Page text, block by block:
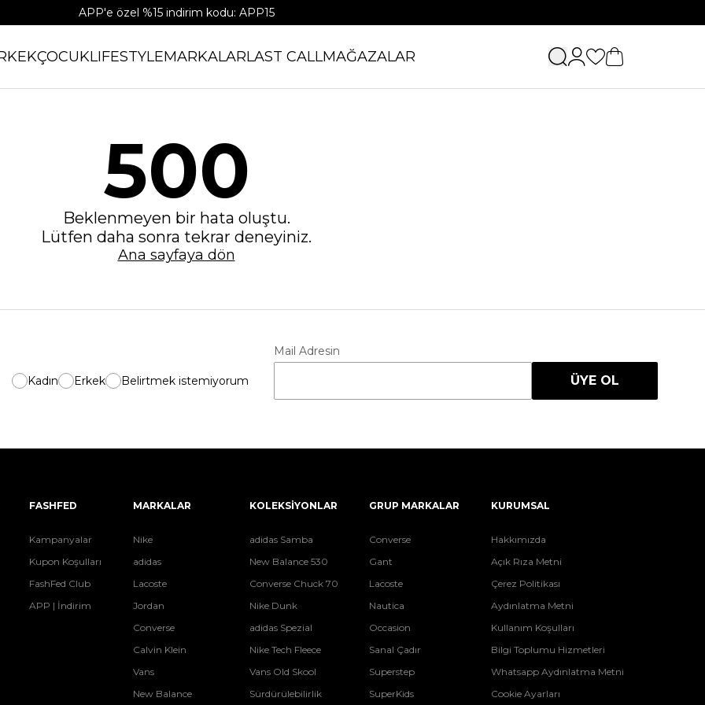
APP'e özel %15 indirim kodu: APP15
ÇOCUKLIFESTYLEMARKALARLAST CALLMAĞAZALAR
500
Beklenmeyen bir hata oluştu.
Lütfen daha sonra tekrar deneyiniz.
Ana sayfaya dön
Kadın Erkek Belirtmek istemiyorum
Mail Adresin
ÜYE OL
FASHFED
Kampanyalar
Kupon Koşulları
FashFed Club
APP | İndirim
MARKALAR
Nike
adidas
Lacoste
Jordan
Converse
Calvin Klein
Vans
New Balance
KOLEKSİYONLAR
adidas Samba
New Balance 530
Converse Chuck 70
Nike Dunk
adidas Spezial
Nike Tech Fleece
Vans Old Skool
Sürdürülebilirlik
GRUP MARKALAR
Converse
Gant
Lacoste
Nautica
Occasion
Sanal Çadır
Superstep
SuperKids
KURUMSAL
Hakkımızda
Açık Rıza Metni
Çerez Politikası
Aydınlatma Metni
Kullanım Koşulları
Bilgi Toplumu Hizmetleri
Whatsapp Aydınlatma Metni
Cookie Ayarları